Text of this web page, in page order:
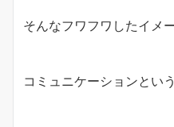
そんなフワフワしたイメ
コミュニケーションとい